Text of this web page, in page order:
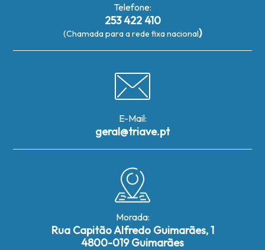
Telefone:
253 422 410
(Chamada para a rede fixa nacional)
E-Mail:
geral@triave.pt
Morada:
Rua Capitão Alfredo Guimarães, 1
4800-019 Guimarães